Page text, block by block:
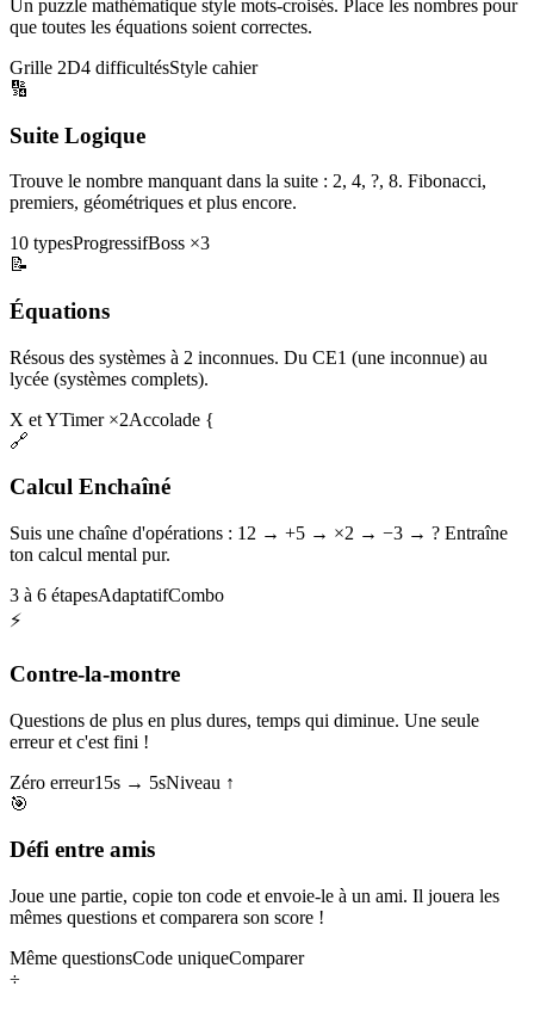
Un puzzle mathématique style mots-croisés. Place les nombres pour
que toutes les équations soient correctes.
Grille 2D4 difficultésStyle cahier
🔢
Suite Logique
Trouve le nombre manquant dans la suite : 2, 4, ?, 8. Fibonacci,
premiers, géométriques et plus encore.
10 typesProgressifBoss ×3
📝
Équations
Résous des systèmes à 2 inconnues. Du CE1 (une inconnue) au
lycée (systèmes complets).
X et YTimer ×2Accolade {
🔗
Calcul Enchaîné
Suis une chaîne d'opérations : 12 → +5 → ×2 → −3 → ? Entraîne
ton calcul mental pur.
3 à 6 étapesAdaptatifCombo
⚡
Contre-la-montre
Questions de plus en plus dures, temps qui diminue. Une seule
erreur et c'est fini !
Zéro erreur15s → 5sNiveau ↑
🎯
Défi entre amis
Joue une partie, copie ton code et envoie-le à un ami. Il jouera les
mêmes questions et comparera son score !
Même questionsCode uniqueComparer
÷